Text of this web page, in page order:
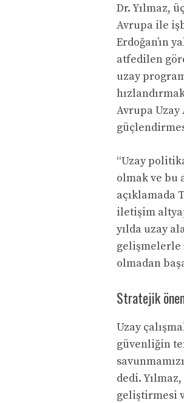
Dr. Yılmaz,
Avrupa ile
Erdoğan’ın
atfedilen
uzay
Avrupa
“Uzay
olmak ve bu
açıklamada
iletişim
yılda uzay
gelişmelerle
olmadan
Stratejik
Uzay
güvenliğin
dedi.
geliştirmesi